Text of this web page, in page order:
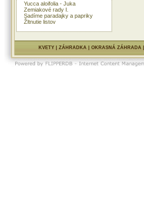
Yucca aloifolia - Juka
Zemiakové rady I.
Sadíme paradajky a papriky
Žltnutie listov
KVETY| ZÁHRADKA| OKRASNÁ ZÁHRADA|